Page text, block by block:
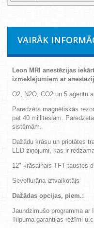
VAIRĀK
Leon MRI anestēzijas
izmeklējumiem ar
O2, N2O, CO2 un 5 aģentu
Paredzēta magnētiskās
pat 40 milliteslām.
sistēmām.
Dažādu krāsu un priotātes
LED ziņojumi, kas ir
12" krāsainais TFT taustes
Sevoflurāna iztvaikotājs
Dažādas opcijas, piem.:
Jaundzimušo programma
Tilpuma garantijas režīmi